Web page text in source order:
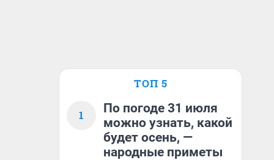
ТОП 5
1
По погоде 31 июля
можно узнать, какой
будет осень, —
народные приметы